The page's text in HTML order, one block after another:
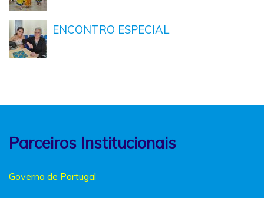
ENCONTRO ESPECIAL
Parceiros Institucionais
Governo de Portugal